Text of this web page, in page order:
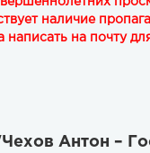
наличие
на почту
Антон –